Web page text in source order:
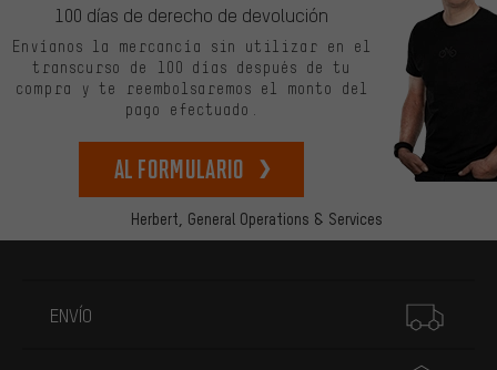
Herbert, General Operations & Services
100 días de derecho de devolución
Envíanos la mercancía sin utilizar en el
transcurso de 100 días después de tu
compra y te reembolsaremos el monto del
pago efectuado.
Al formulario
ENVÍO